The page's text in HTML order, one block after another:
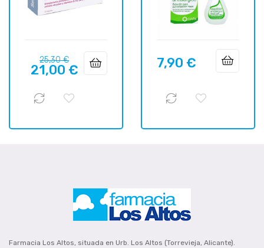
Precio
regular
25,30 €Precio
21,00 € Precio
7,90 €
Farmacia Los Altos, situada en Urb. Los Altos (Torrevieja, Alicante).